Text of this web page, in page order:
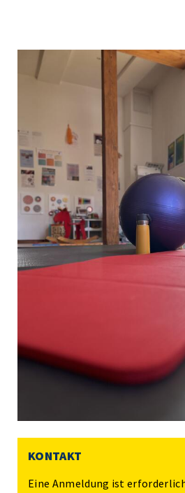
KONTAKT
Eine Anmeldung ist